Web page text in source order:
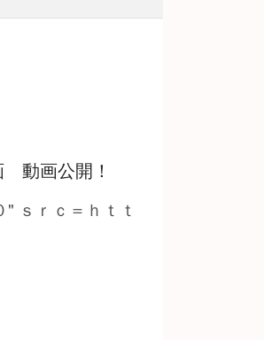
動画公開！
ｓｒｃ＝ｈｔｔ